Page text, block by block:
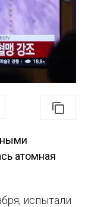
атомная
испытали